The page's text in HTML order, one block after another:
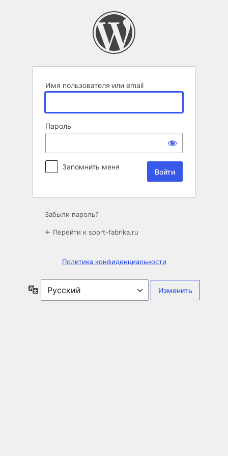
Имя пользователя или email
Пароль
Запомнить меня
Забыли пароль?
← Перейти к sport-fabrika.ru
Политика конфиденциальности
Язык